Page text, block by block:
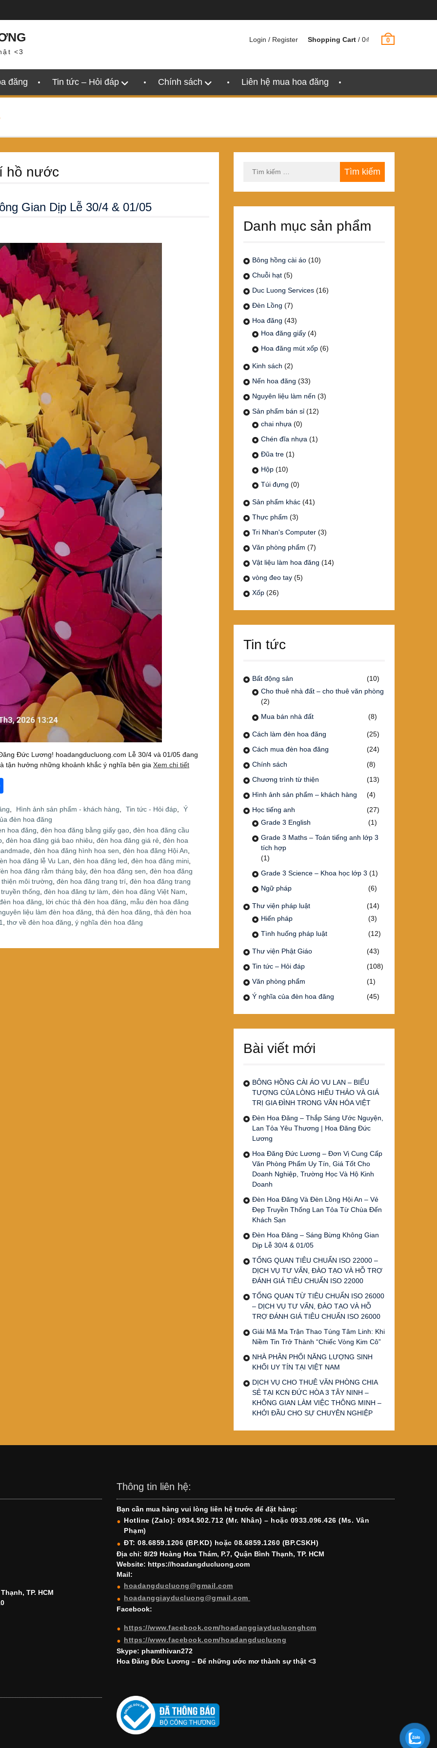
<3
Login / Register Shopping Cart / 0₫ 0
đăng Tin tức – Hỏi đáp Chính sách Liên hệ mua hoa đăng
hồ nước
Gian Dịp Lễ 30/4 & 01/05
Đức Lương! hoadangducluong.com Lễ 30/4 và 01/05 đang
tận hưởng những khoảnh khắc ý nghĩa bên gia Xem chi tiết
ar
e
Hình ảnh sản phẩm - khách hàng Tin tức - Hỏi đáp,
Ý
đèn hoa đăng
hoa đăng đèn hoa đăng bằng giấy gạo đèn hoa đăng cầu
, đèn hoa đăng giá bao nhiêu đèn hoa đăng giá rẻ đèn hoa
đèn hoa đăng hình hoa sen đèn hoa đăng Hội An
hoa đăng lễ Vu Lan đèn hoa đăng led đèn hoa đăng mini
hoa đăng rằm tháng bảy, đèn hoa đăng sen đèn hoa đăng
môi trường đèn hoa đăng trang trí đèn hoa đăng trang
thống đèn hoa đăng tự làm đèn hoa đăng Việt Nam
hoa đăng lời chúc thả đèn hoa đăng
mẫu đèn hoa đăng
liệu làm đèn hoa đăng thả đèn hoa đăng thả đèn hoa
thơ về đèn hoa đăng ý nghĩa đèn hoa đăng
kiếm
Danh mục sản phẩm
Bông hồng cài áo (10)
Chuỗi hạt (5)
Duc Luong Services (16)
Đèn Lồng (7)
Hoa đăng (43)
Hoa đăng giấy (4)
Hoa đăng mút xốp (6)
Kinh sách (2)
Nến hoa đăng (33)
Nguyên liệu làm nến (3)
Sản phẩm bán sỉ (12)
chai nhựa (0)
Chén đĩa nhựa (1)
Đũa tre (1)
Hộp (10)
Túi đựng (0)
Sản phẩm khác (41)
Thực phẩm (3)
Tri Nhan's Computer (3)
Văn phòng phẩm (7)
Vật liệu làm hoa đăng (14)
vòng đeo tay (5)
Xốp (26)
Tin tức
Bất động sản
(10)
Cho thuê nhà đất – cho thuê văn phòng
(2)
Mua bán nhà đất
(8)
Cách làm đèn hoa đăng
(25)
Cách mua đèn hoa đăng
(24)
Chính sách
(8)
Chương trình từ thiện
(13)
Hình ảnh sản phẩm – khách hàng
(4)
Học tiếng anh
(27)
Grade 3 English
(1)
Grade 3 Maths – Toán tiếng anh lớp 3
tích hợp
(1)
Grade 3 Science – Khoa học lớp 3 (1)
Ngữ pháp
(6)
Thư viện pháp luật
(14)
Hiến pháp
(3)
Tình huống pháp luật
(12)
Thư viện Phật Giáo
(43)
Tin tức – Hỏi đáp
(108)
Văn phòng phẩm
(1)
Ý nghĩa của đèn hoa đăng
(45)
Bài viết mới
BÔNG HỒNG CÀI ÁO VU LAN – BIỂU
TƯỢNG CỦA LÒNG HIẾU THẢO VÀ GIÁ
TRỊ GIA ĐÌNH TRONG VĂN HÓA VIỆT
Đèn Hoa Đăng – Thắp Sáng Ước Nguyện,
Lan Tỏa Yêu Thương | Hoa Đăng Đức
Lương
Hoa Đăng Đức Lương – Đơn Vị Cung Cấp
Văn Phòng Phẩm Uy Tín, Giá Tốt Cho
Doanh Nghiệp, Trường Học Và Hộ Kinh
Doanh
Đèn Hoa Đăng Và Đèn Lồng Hội An – Vẻ
Đẹp Truyền Thống Lan Tỏa Từ Chùa Đến
Khách Sạn
Đèn Hoa Đăng – Sáng Bừng Không Gian
Dịp Lễ 30/4 & 01/05
TỔNG QUAN TIÊU CHUẨN ISO 22000 –
DỊCH VỤ TƯ VẤN, ĐÀO TẠO VÀ HỖ TRỢ
ĐÁNH GIÁ TIÊU CHUẨN ISO 22000
TỔNG QUAN TỪ TIÊU CHUẨN ISO 26000
– DỊCH VỤ TƯ VẤN, ĐÀO TẠO VÀ HỖ
TRỢ ĐÁNH GIÁ TIÊU CHUẨN ISO 26000
Giải Mã Ma Trận Thao Túng Tâm Linh: Khi
Niềm Tin Trở Thành “Chiếc Vòng Kim Cô”
NHÀ PHÂN PHỐI NĂNG LƯỢNG SINH
KHỐI UY TÍN TẠI VIỆT NAM
DỊCH VỤ CHO THUÊ VĂN PHÒNG CHIA
SẺ TẠI KCN ĐỨC HÒA 3 TÂY NINH –
KHÔNG GIAN LÀM VIỆC THÔNG MINH –
KHỞI ĐẦU CHO SỰ CHUYÊN NGHIỆP
TP. HCM
Thông tin liên hệ:
Bạn cần mua hàng vui lòng liên hệ trước để đặt hàng:
Hotline (Zalo): 0934.502.712 (Mr. Nhân) – hoặc 0933.096.426 (Ms. Vân
Phạm)
ĐT: 08.6859.1206 (BP.KD) hoặc 08.6859.1260 (BP.CSKH)
Địa chỉ: 8/29 Hoàng Hoa Thám, P.7, Quận Bình Thạnh, TP. HCM
Website: https://hoadangducluong.com
Mail:
hoadangducluong@gmail.com
hoadanggiayducluong@gmail.com
Facebook:
https://www.facebook.com/hoadanggiayducluonghcm
https://www.facebook.com/hoadangducluong
Skype: phamthivan272
Hoa Đăng Đức Lương – Để những ước mơ thành sự thật <3